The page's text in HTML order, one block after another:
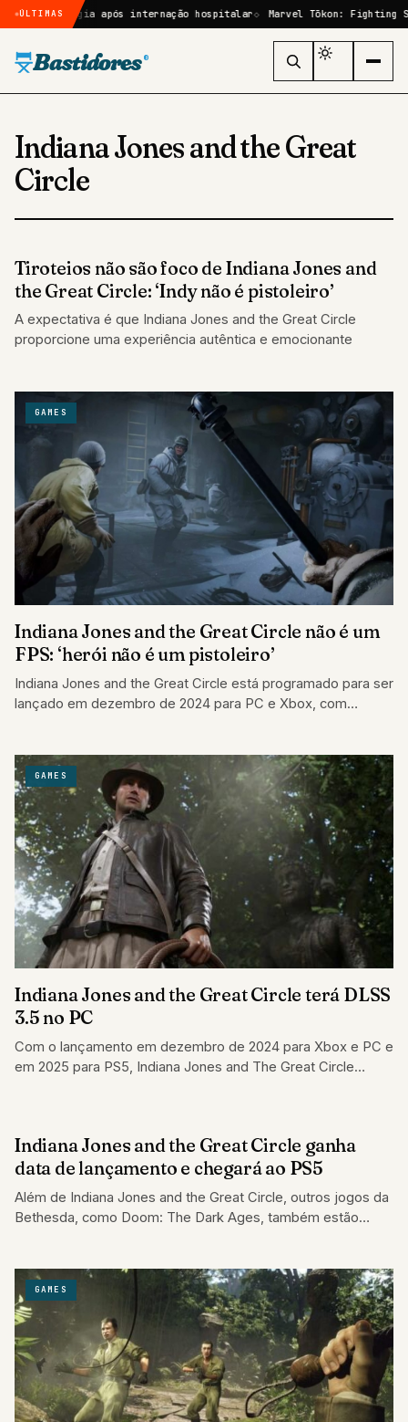
ÚLTIMAS
cirurgia após internação hospitalar Marvel Tōkon: Fighting
Bastidores ®
Indiana Jones and the Great
Circle
GAMES
Tiroteios não são foco de Indiana Jones and
the Great Circle: ‘Indy não é pistoleiro’
A expectativa é que Indiana Jones and the Great Circle
proporcione uma experiência autêntica e emocionante
GAMES
Indiana Jones and the Great Circle não é um
FPS: ‘herói não é um pistoleiro’
Indiana Jones and the Great Circle está programado para ser
lançado em dezembro de 2024 para PC e Xbox, com
GAMES
Indiana Jones and the Great Circle terá DLSS
3.5 no PC
Com o lançamento em dezembro de 2024 para Xbox e PC e
em 2025 para PS5, Indiana Jones and The Great Circle…
GAMES
Indiana Jones and the Great Circle ganha
data de lançamento e chegará ao PS5
Além de Indiana Jones and the Great Circle, outros jogos da
Bethesda, como Doom: The Dark Ages, também estão
GAMES